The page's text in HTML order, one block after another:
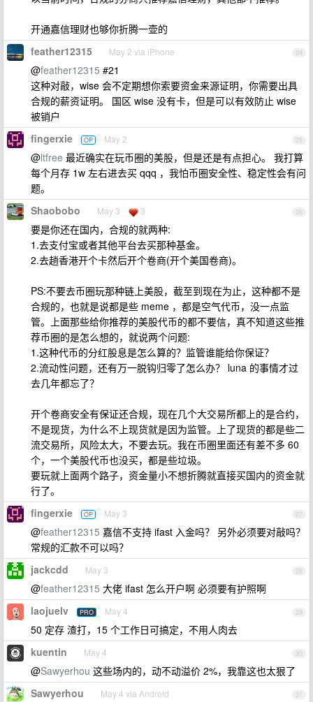
开通嘉信理财也够你折腾一壶的
24
feather12315 May 2 via iPhone
@feather12315 #21
这种对敲，wise 会不定期想你索要资金来源证明，你需要出具
合规的薪资证明。 国区 wise 没有卡，但是可以有效防止 wise
被销户
25
fingerxie OP May 2
@ltfree 最近确实在玩币圈的美股，但是还是有点担心。 我打算
每个月存 1w 左右进去买 qqq ，我怕币圈安全性、稳定性会有问
题。
26
Shaobobo May 3 3
要是你还在国内，合规的就两种:
1.去支付宝或者其他平台去买那种基金。
2.去趟香港开个卡然后开个卷商(开个美国卷商)。
PS:不要去币圈玩那种链上美股，截至到现在为止，这种都不是
合规的，也就是说都是些 meme ，都是空气代币，没一点监
管。上面那些给你推荐的美股代币的都不要信，真不知道这些推
荐币圈的是怎么想的，就说两个问题:
1.这种代币的分红股息是怎么算的？监管谁能给你保证？
2.流动性问题，还有万一脱钩归零了怎么办？ luna 的事情才过
去几年都忘了？
开个卷商安全有保证还合规，现在几个大交易所都上的是合约，
不是现货，为什么不上现货就是因为监管。上了现货的都是些二
流交易所，风险太大，不要去玩。我在币圈里面还有差不多 60
个，一个美股代币也没买，都是些垃圾。
要玩就上面两个路子，资金量小不想折腾就直接买国内的资金就
行了。
27
fingerxie OP May 3
@feather12315 嘉信不支持 ifast 入金吗？ 另外必须要对敲吗？
常规的汇款不可以吗？
28
jackcdd May 3
@feather12315 大佬 ifast 怎么开户啊 必须要有护照啊
29
laojuelv PRO May 4
50 定存 渣打，15 个工作日可搞定，不用人肉去
30
kuentin May 4
@Sawyerhou 这些场内的，动不动溢价 2%，我靠这也太狠了
31
Sawyerhou May 4 via Android